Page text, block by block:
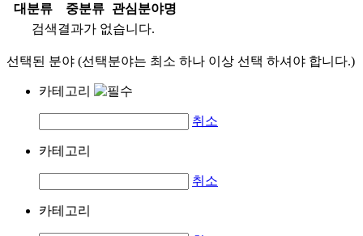
대분류
중분류
관심분야명
검색결과가 없습니다.
선택된 분야 (선택분야는 최소 하나 이상 선택 하셔야 합니다.)
카테고리
취소
카테고리
취소
카테고리